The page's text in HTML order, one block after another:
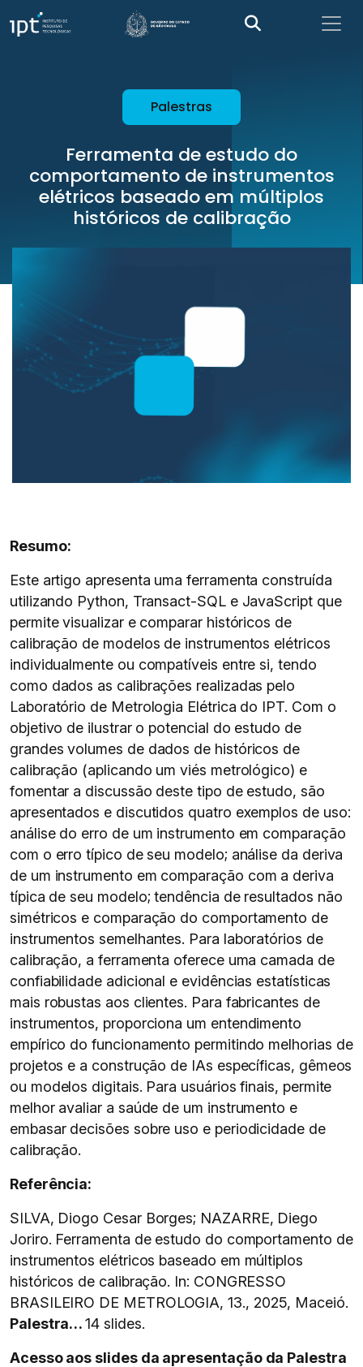
Palestras
Ferramenta de estudo do
comportamento de instrumentos
elétricos baseado em múltiplos
históricos de calibração
Resumo:
Este artigo apresenta uma ferramenta construída
utilizando Python, Transact-SQL e JavaScript que
permite visualizar e comparar históricos de
calibração de modelos de instrumentos elétricos
individualmente ou compatíveis entre si, tendo
como dados as calibrações realizadas pelo
Laboratório de Metrologia Elétrica do IPT. Com o
objetivo de ilustrar o potencial do estudo de
grandes volumes de dados de históricos de
calibração (aplicando um viés metrológico) e
fomentar a discussão deste tipo de estudo, são
apresentados e discutidos quatro exemplos de uso:
análise do erro de um instrumento em comparação
com o erro típico de seu modelo; análise da deriva
de um instrumento em comparação com a deriva
típica de seu modelo; tendência de resultados não
simétricos e comparação do comportamento de
instrumentos semelhantes. Para laboratórios de
calibração, a ferramenta oferece uma camada de
confiabilidade adicional e evidências estatísticas
mais robustas aos clientes. Para fabricantes de
instrumentos, proporciona um entendimento
empírico do funcionamento permitindo melhorias de
projetos e a construção de IAs específicas, gêmeos
ou modelos digitais. Para usuários finais, permite
melhor avaliar a saúde de um instrumento e
embasar decisões sobre uso e periodicidade de
calibração.
Referência:
SILVA, Diogo Cesar Borges; NAZARRE, Diego
Joriro. Ferramenta de estudo do comportamento de
instrumentos elétricos baseado em múltiplos
históricos de calibração. In: CONGRESSO
BRASILEIRO DE METROLOGIA, 13., 2025, Maceió.
Palestra…14 slides.
Acesso aos slides da apresentação da Palestra